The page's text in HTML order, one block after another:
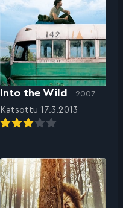
Into the Wild 2007
Katsottu 17.3.2013